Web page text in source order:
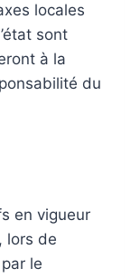
locales
sont
à la
du
en vigueur
lors de
le